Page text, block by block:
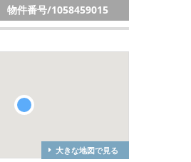
物件番号/1058459015
大きな地図で見る